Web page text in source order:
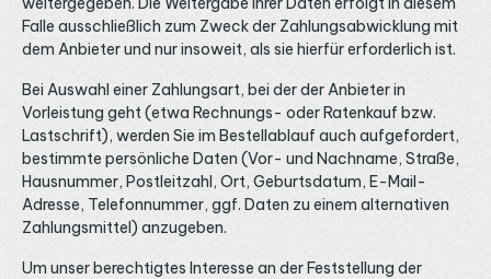
Falle ausschließlich zum Zweck der Zahlungsabwicklung mit
dem Anbieter und nur insoweit, als sie hierfür erforderlich ist.
Bei Auswahl einer Zahlungsart, bei der der Anbieter in
Vorleistung geht (etwa Rechnungs- oder Ratenkauf bzw.
Lastschrift), werden Sie im Bestellablauf auch aufgefordert,
bestimmte persönliche Daten (Vor- und Nachname, Straße,
Hausnummer, Postleitzahl, Ort, Geburtsdatum, E-Mail-
Adresse, Telefonnummer, ggf. Daten zu einem alternativen
Zahlungsmittel) anzugeben.
Um unser berechtigtes Interesse an der Feststellung der